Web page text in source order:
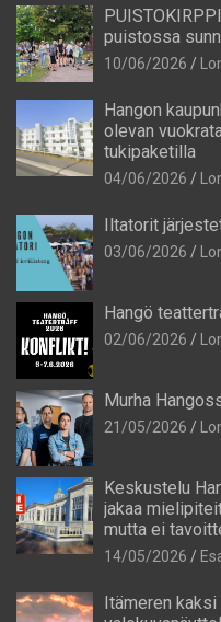
puistossa
10/06/2026
Hangon
olevan
tukipaketilla
04/06/2026
Iltatorit
03/06/2026
Hangö
02/06/2026
Murha
21/05/2026
Keskustelu
jakaa
mutta ei
14/05/2026
Itämeren